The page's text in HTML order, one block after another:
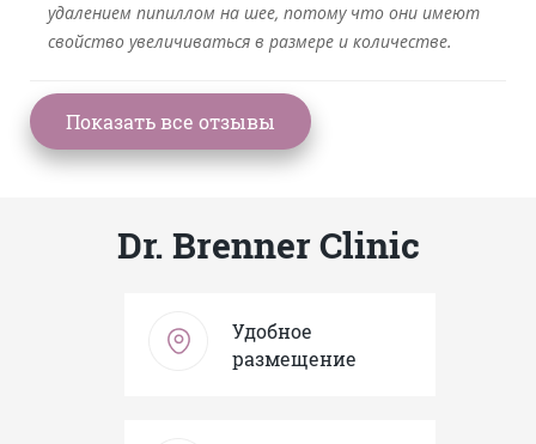
удалением пипиллом на шее, потому что они имеют
свойство увеличиваться в размере и количестве.
Dr. Brenner Clinic
Удобное
размещение